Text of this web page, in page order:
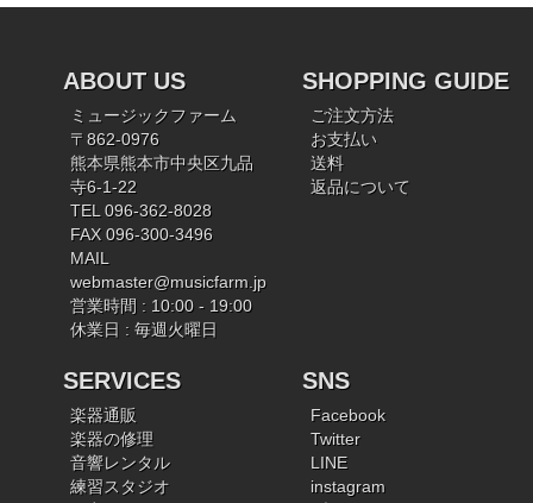
ABOUT US
ミュージックファーム
〒862-0976
熊本県熊本市中央区九品
寺6-1-22
TEL 096-362-8028
FAX 096-300-3496
MAIL
webmaster@musicfarm.jp
営業時間 : 10:00 - 19:00
休業日 : 毎週火曜日
SHOPPING GUIDE
ご注文方法
お支払い
送料
返品について
SERVICES
楽器通販
楽器の修理
音響レンタル
練習スタジオ
SNS
Facebook
Twitter
LINE
instagram